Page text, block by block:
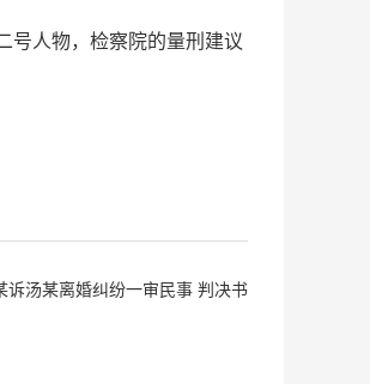
人物，检察院的量刑建议
诉汤某离婚纠纷一审民事 判决书